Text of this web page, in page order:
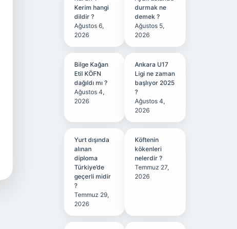
Kerim hangi
dildir ?
Ağustos 6,
2026
durmak ne
demek ?
Ağustos 5,
2026
Bilge Kağan
Etil KÖFN
dağıldı mı ?
Ağustos 4,
2026
Ankara U17
Ligi ne zaman
başlıyor 2025
?
Ağustos 4,
2026
Yurt dışında
alınan
diploma
Türkiye’de
geçerli midir
?
Temmuz 29,
2026
Köftenin
kökenleri
nelerdir ?
Temmuz 27,
2026